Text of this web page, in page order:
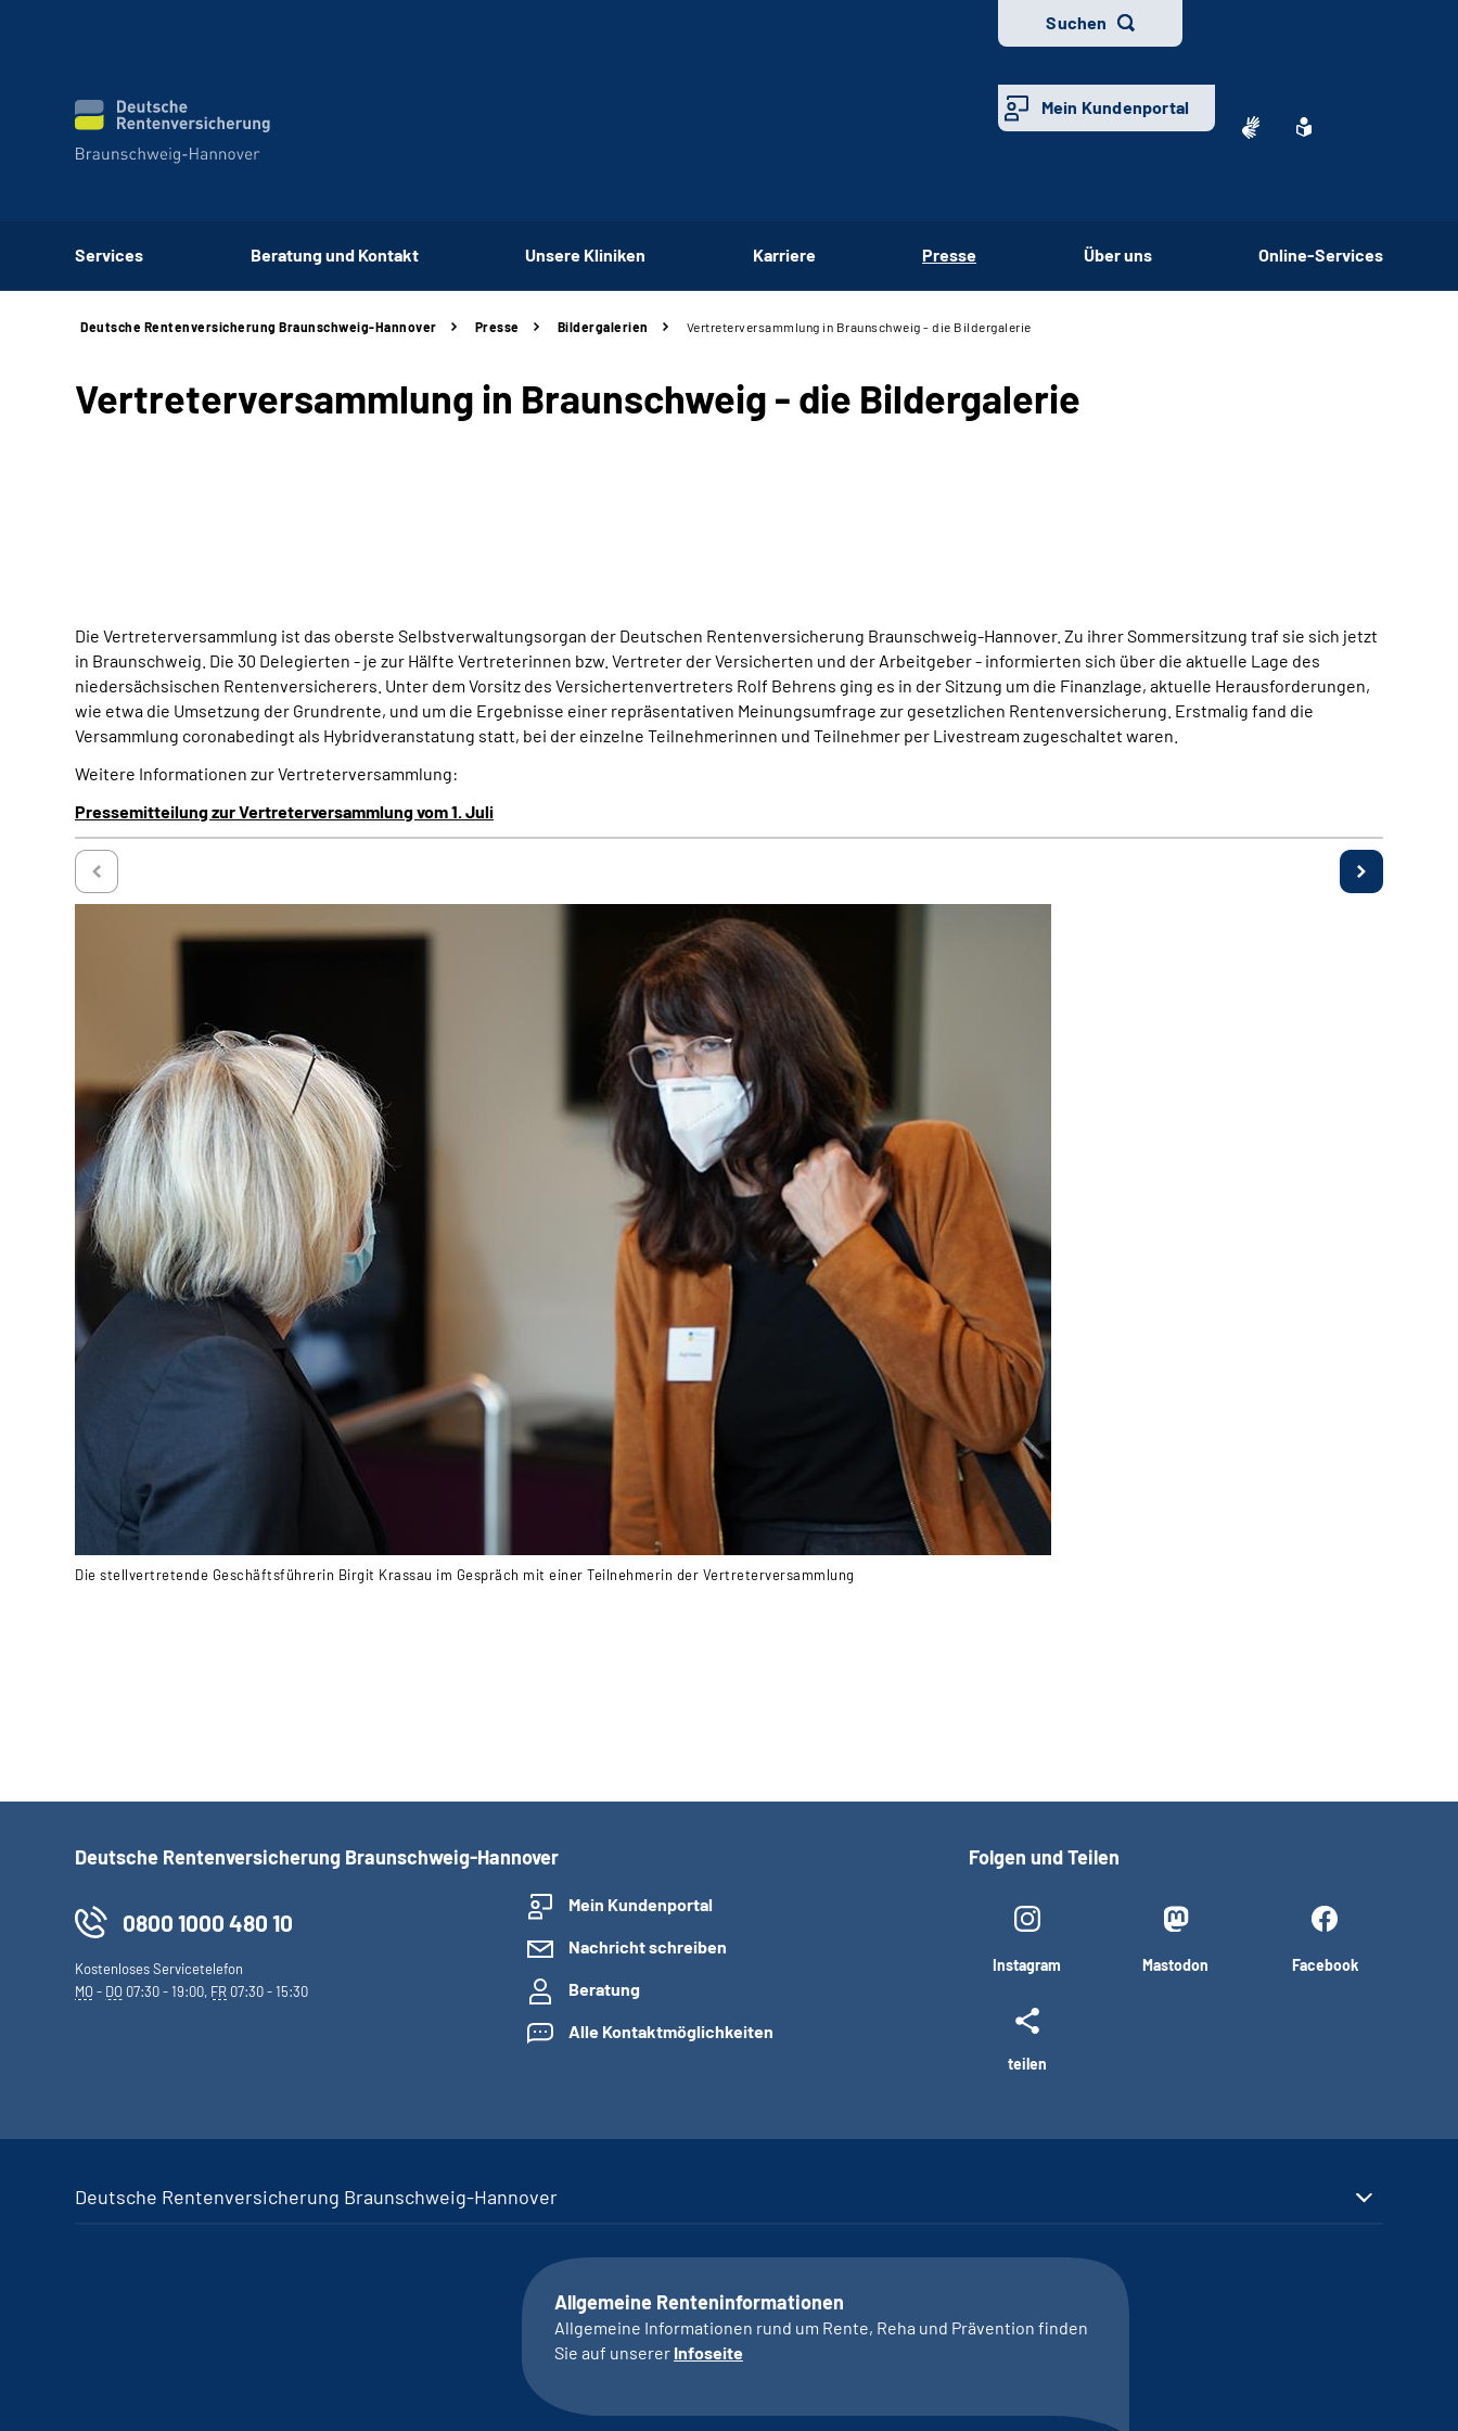
Suchen
Mein Kundenportal
Services Beratung und Kontakt Unsere Kliniken Karriere Presse Über uns Online-Services
Deutsche Rentenversicherung Braunschweig-Hannover Presse Bildergalerien Vertreterversammlung in Braunschweig - die Bildergalerie
Vertreterversammlung in Braunschweig - die Bildergalerie
Die Vertreterversammlung ist das oberste Selbstverwaltungsorgan der Deutschen Rentenversicherung Braunschweig-Hannover. Zu ihrer Sommersitzung traf sie sich jetzt
in Braunschweig. Die 30 Delegierten - je zur Hälfte Vertreterinnen bzw. Vertreter der Versicherten und der Arbeitgeber - informierten sich über die aktuelle Lage des
niedersächsischen Rentenversicherers. Unter dem Vorsitz des Versichertenvertreters Rolf Behrens ging es in der Sitzung um die Finanzlage, aktuelle Herausforderungen,
wie etwa die Umsetzung der Grundrente, und um die Ergebnisse einer repräsentativen Meinungsumfrage zur gesetzlichen Rentenversicherung. Erstmalig fand die
Versammlung coronabedingt als Hybridveranstatung statt, bei der einzelne Teilnehmerinnen und Teilnehmer per Livestream zugeschaltet waren.
Weitere Informationen zur Vertreterversammlung:
Pressemitteilung zur Vertreterversammlung vom 1. Juli
Die stellvertretende Geschäftsführerin Birgit Krassau im Gespräch mit einer Teilnehmerin der Vertreterversammlung
Deutsche Rentenversicherung Braunschweig-Hannover
0800 1000 480 10
Kostenloses Servicetelefon
MO- DO 07:30 - 19:00, FR 07:30 - 15:30
Mein Kundenportal
Nachricht schreiben
Beratung
Alle Kontaktmöglichkeiten
Folgen und Teilen
Instagram Mastodon Facebook
teilen
Deutsche Rentenversicherung Braunschweig-Hannover
Allgemeine Renteninformationen
Allgemeine Informationen rund um Rente, Reha und Prävention finden
Sie auf unserer Infoseite